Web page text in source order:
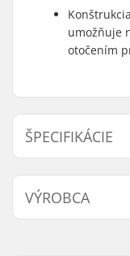
umožňuje
otočením
ŠPECIFIKÁCIE
Typ/dĺžka
Priemer
Hmotnosť:
VÝROBCA